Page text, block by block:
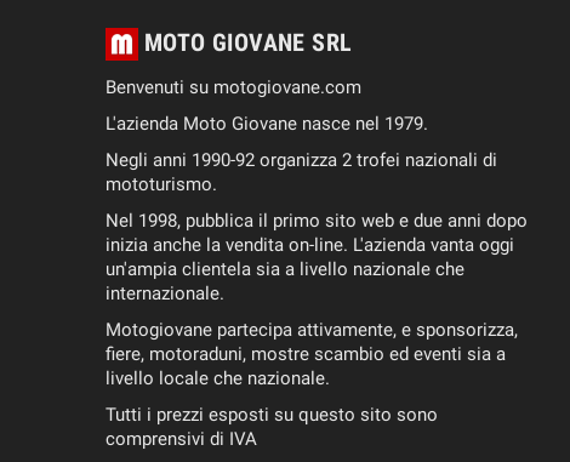
MOTO GIOVANE SRL
Benvenuti su motogiovane.com
L'azienda Moto Giovane nasce nel 1979.
Negli anni 1990-92 organizza 2 trofei nazionali di
mototurismo.
Nel 1998, pubblica il primo sito web e due anni dopo
inizia anche la vendita on-line. L'azienda vanta oggi
un'ampia clientela sia a livello nazionale che
internazionale.
Motogiovane partecipa attivamente, e sponsorizza,
fiere, motoraduni, mostre scambio ed eventi sia a
livello locale che nazionale.
Tutti i prezzi esposti su questo sito sono
comprensivi di IVA